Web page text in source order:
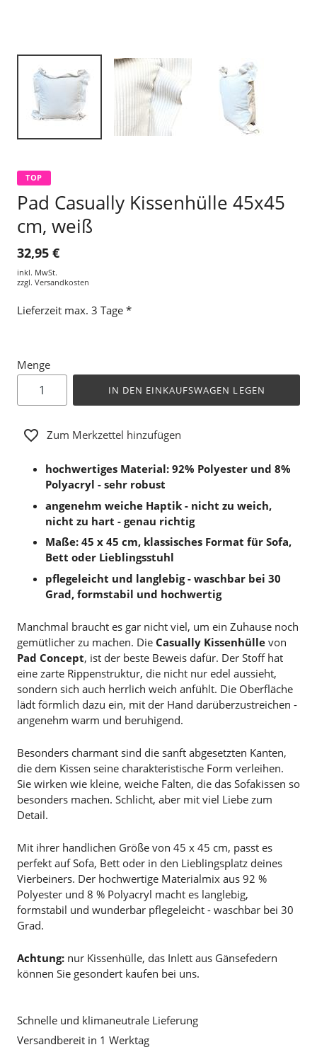
TOP
Pad Casually Kissenhülle 45x45
cm, weiß
32,95 €
inkl. MwSt.
zzgl. Versandkosten
Lieferzeit max. 3 Tage *
Menge
IN DEN EINKAUFSWAGEN LEGEN
Zum Merkzettel hinzufügen
hochwertiges Material: 92% Polyester und 8%
Polyacryl - sehr robust
angenehm weiche Haptik - nicht zu weich,
nicht zu hart - genau richtig
Maße: 45 x 45 cm, klassisches Format für Sofa,
Bett oder Lieblingsstuhl
pflegeleicht und langlebig - waschbar bei 30
Grad, formstabil und hochwertig
Manchmal braucht es gar nicht viel, um ein Zuhause noch
gemütlicher zu machen. Die Casually Kissenhülle von
Pad Concept, ist der beste Beweis dafür. Der Stoff hat
eine zarte Rippenstruktur, die nicht nur edel aussieht,
sondern sich auch herrlich weich anfühlt. Die Oberfläche
lädt förmlich dazu ein, mit der Hand darüberzustreichen -
angenehm warm und beruhigend.
Besonders charmant sind die sanft abgesetzten Kanten,
die dem Kissen seine charakteristische Form verleihen.
Sie wirken wie kleine, weiche Falten, die das Sofakissen so
besonders machen. Schlicht, aber mit viel Liebe zum
Detail.
Mit ihrer handlichen Größe von 45 x 45 cm, passt es
perfekt auf Sofa, Bett oder in den Lieblingsplatz deines
Vierbeiners. Der hochwertige Materialmix aus 92 %
Polyester und 8 % Polyacryl macht es langlebig,
formstabil und wunderbar pflegeleicht - waschbar bei 30
Grad.
Achtung: nur Kissenhülle, das Inlett aus Gänsefedern
können Sie gesondert kaufen bei uns.
Schnelle und klimaneutrale Lieferung
Versandbereit in 1 Werktag